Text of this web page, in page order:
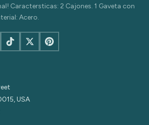
Caractersticas: 2 Cajones. 1 Gaveta con
Acero.
USA